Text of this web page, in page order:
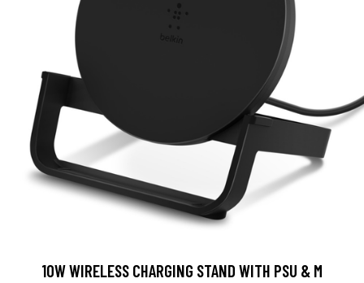
10W WIRELESS CHARGING STAND WITH PSU & M